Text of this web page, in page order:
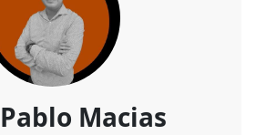
Macias